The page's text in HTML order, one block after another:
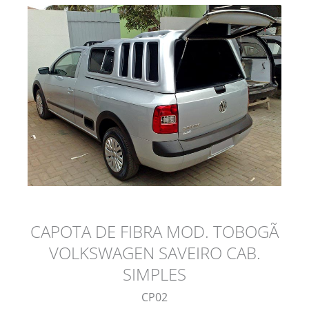
CAPOTA DE FIBRA MOD. TOBOGÃ
VOLKSWAGEN SAVEIRO CAB.
SIMPLES
CP02